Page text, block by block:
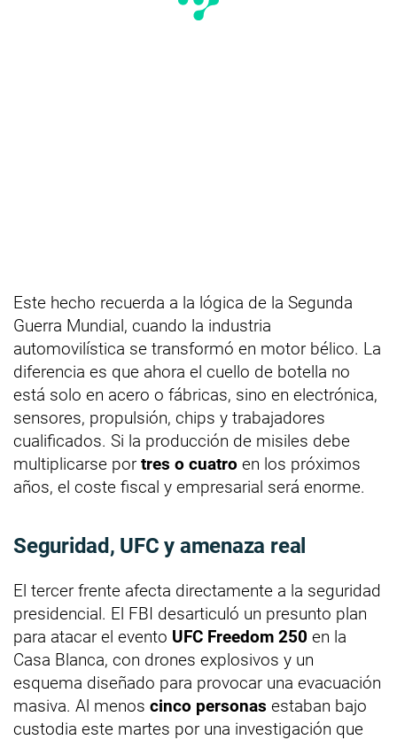
Este hecho recuerda a la lógica de la Segunda
Guerra Mundial, cuando la industria
automovilística se transformó en motor bélico. La
diferencia es que ahora el cuello de botella no
está solo en acero o fábricas, sino en electrónica,
sensores, propulsión, chips y trabajadores
cualificados. Si la producción de misiles debe
multiplicarse por tres o cuatro en los próximos
años, el coste fiscal y empresarial será enorme.
Seguridad, UFC y amenaza real
El tercer frente afecta directamente a la seguridad
presidencial. El FBI desarticuló un presunto plan
para atacar el evento UFC Freedom 250 en la
Casa Blanca, con drones explosivos y un
esquema diseñado para provocar una evacuación
masiva. Al menos cinco personas estaban bajo
custodia este martes por una investigación que